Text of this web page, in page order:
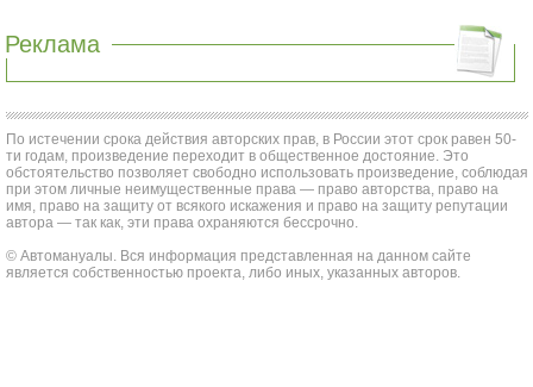
Реклама
По истечении срока действия авторских прав, в России этот срок равен 50-
ти годам, произведение переходит в общественное достояние. Это
обстоятельство позволяет свободно использовать произведение, соблюдая
при этом личные неимущественные права — право авторства, право на
имя, право на защиту от всякого искажения и право на защиту репутации
автора — так как, эти права охраняются бессрочно.
© Автомануалы. Вся информация представленная на данном сайте
является собственностью проекта, либо иных, указанных авторов.